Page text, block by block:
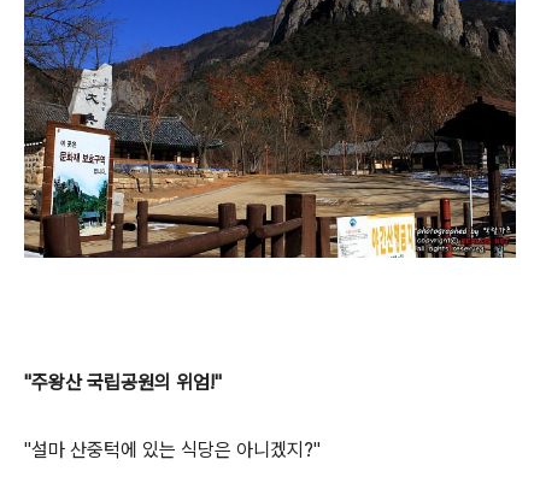
"주왕산 국립공원의 위엄!"
"설마 산중턱에 있는 식당은 아니겠지?"